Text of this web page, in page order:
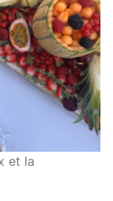
et la